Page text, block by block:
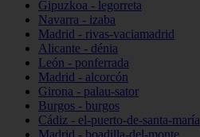
Gipuzkoa - legorreta
Navarra - izaba
Madrid - rivas-vaciamadrid
Alicante - dénia
León - ponferrada
Madrid - alcorcón
Girona - palau-sator
Burgos - burgos
Cádiz - el-puerto-de-santa-maría
Madrid - boadilla-del-monte